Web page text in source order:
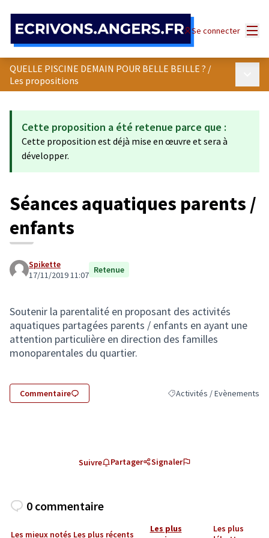
Se connecter
QUELLE PISCINE DEMAIN POUR BELLE BEILLE ? /
Les propositions
Cette proposition a été retenue parce que :
Cette proposition est déjà mise en œuvre et sera à
développer.
Séances aquatiques parents /
enfants
Spikette
17/11/2019 11:07 Retenue
Soutenir la parentalité en proposant des activités
aquatiques partagées parents / enfants en ayant une
attention particulière en direction des familles
monoparentales du quartier.
Commentaire Filtrer les résultats de la
Activités / Evènements
Suivre Partager Signaler
0 commentaire
Les mieux notés Les plus récents
Les plus
Les plus